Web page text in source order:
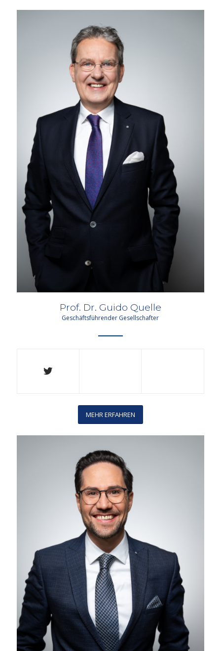
Prof. Dr. Guido Quelle
Geschäftsführender Gesellschafter
MEHR ERFAHREN